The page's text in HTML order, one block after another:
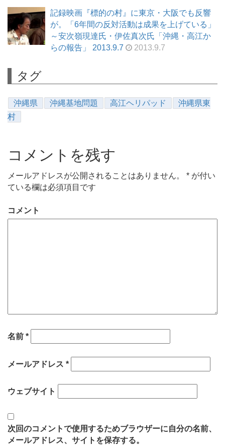
記録映画『標的の村』に東京・大阪でも反響
が。「6年間の反対活動は成果を上げている」
～安次嶺現達氏・伊佐真次氏「沖縄・高江か
らの報告」 2013.9.7
2013.9.7
タグ
沖縄県 沖縄基地問題 高江ヘリパッド
沖縄県東
村
コメントを残す
メールアドレスが公開されることはありません。 * が付い
ている欄は必須項目です
コメント
名前 *
メールアドレス *
ウェブサイト
次回のコメントで使用するためブラウザーに自分の名前、
メールアドレス、サイトを保存する。